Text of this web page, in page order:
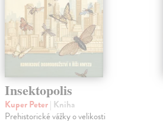
Insektopolis
Kuper Peter| Kniha
Prehistorické vážky o velikosti